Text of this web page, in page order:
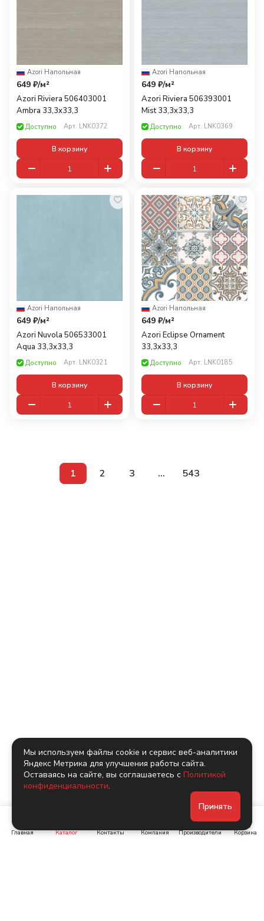
Azori·Напольная
649 ₽/м²
Azori Riviera 506403001
Ambra 33,3x33,3
Доступно Арт. LNK0372
В корзину
Azori·Напольная
649 ₽/м²
Azori Riviera 506393001
Mist 33,3x33,3
Доступно Арт. LNK0369
В корзину
Azori·Напольная
649 ₽/м²
Azori Nuvola 506533001
Aqua 33,3x33,3
Доступно Арт. LNK0321
В корзину
Azori·Напольная
649 ₽/м²
Azori Eclipse Ornament
33,3x33,3
Доступно Арт. LNK0185
В корзину
1 2 3 ... 543
Главная Каталог Контакты Компания Производители Корзина
Мы используем файлы cookie и сервис веб-аналитики
Яндекс Метрика для улучшения работы сайта.
Оставаясь на сайте, вы соглашаетесь с Политикой
конфиденциальности.
Принять